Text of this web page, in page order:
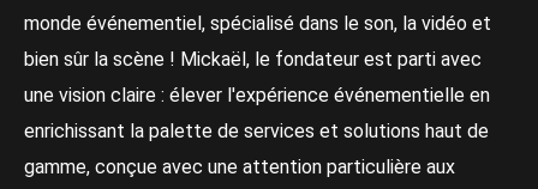
monde événementiel, spécialisé dans le son, la vidéo et
bien sûr la scène ! Mickaël, le fondateur est parti avec
une vision claire : élever l'expérience événementielle en
enrichissant la palette de services et solutions haut de
gamme, conçue avec une attention particulière aux